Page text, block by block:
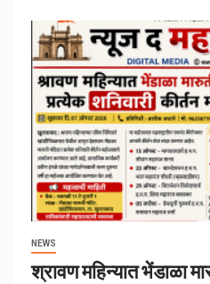
NEWS
श्रावण महिन्यात भेंडाळा